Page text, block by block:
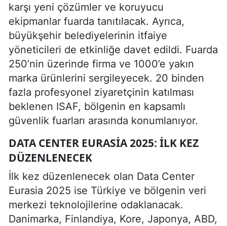
karşı yeni çözümler ve koruyucu
ekipmanlar fuarda tanıtılacak. Ayrıca,
büyükşehir belediyelerinin itfaiye
yöneticileri de etkinliğe davet edildi. Fuarda
250’nin üzerinde firma ve 1000’e yakın
marka ürünlerini sergileyecek. 20 binden
fazla profesyonel ziyaretçinin katılması
beklenen ISAF, bölgenin en kapsamlı
güvenlik fuarları arasında konumlanıyor.
DATA CENTER EURASIA 2025: İLK KEZ
DÜZENLENECEK
İlk kez düzenlenecek olan Data Center
Eurasia 2025 ise Türkiye ve bölgenin veri
merkezi teknolojilerine odaklanacak.
Danimarka, Finlandiya, Kore, Japonya, ABD,